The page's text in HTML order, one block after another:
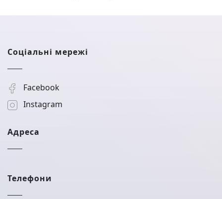
Соціальні мережі
Facebook
Instagram
Адреса
Телефони